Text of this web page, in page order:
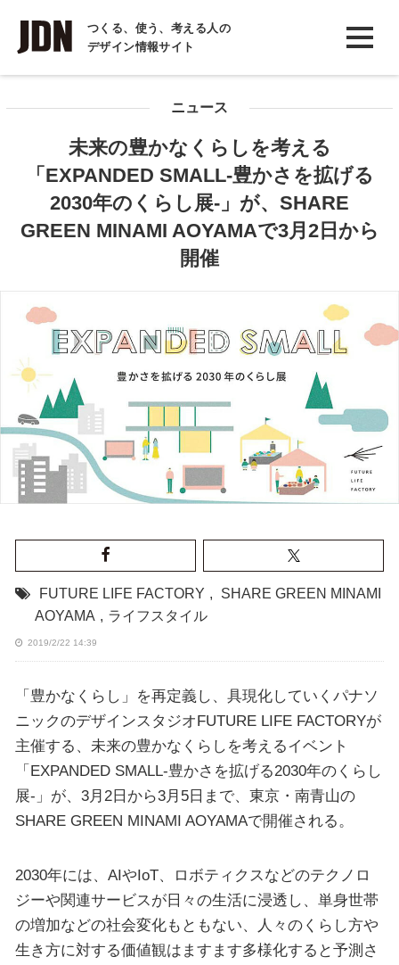
つくる、使う、考える人の
デザイン情報サイト
INTERVIEW
インタビュー
COLUMN
コラム
ニュース
未来の豊かなくらしを考える
「EXPANDED SMALL-豊かさを拡げる
2030年のくらし展-」が、SHARE
GREEN MINAMI AOYAMAで3月2日から
開催
FUTURE LIFE FACTORY ,
SHARE GREEN MINAMI
AOYAMA , ライフスタイル
2019/2/22 14:39
「豊かなくらし」を再定義し、具現化していくパナソ
ニックのデザインスタジオFUTURE LIFE FACTORYが
主催する、未来の豊かなくらしを考えるイベント
「EXPANDED SMALL-豊かさを拡げる2030年のくらし
展-」が、3月2日から3月5日まで、東京・南青山の
SHARE GREEN MINAMI AOYAMAで開催される。
2030年には、AIやIoT、ロボティクスなどのテクノロ
ジーや関連サービスが日々の生活に浸透し、単身世帯
の増加などの社会変化もともない、人々のくらし方や
生き方に対する価値観はますます多様化すると予測さ